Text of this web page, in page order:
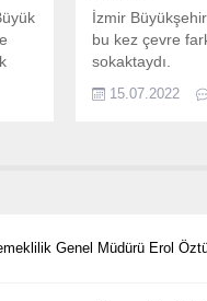
İzmir
bu kez çevre
sokaktaydı.
15.07.2022
Genel Müdürü Erol